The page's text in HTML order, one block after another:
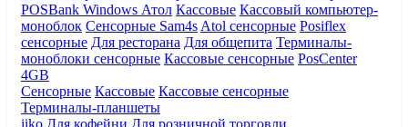
POSBank Windows Атол Кассовые Кассовый компьютер-
моноблок Сенсорные Sam4s Atol сенсорные Posiflex
сенсорные Для ресторана Для общепита Терминалы-
моноблоки сенсорные Кассовые сенсорные PosCenter
4GB
Сенсорные Кассовые Кассовые сенсорные
Терминалы-планшеты
iiko Для кофейни Для розничной торговли